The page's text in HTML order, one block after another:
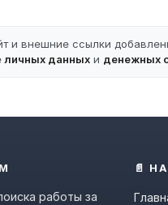
и внешние ссылки
личных данных и денежных
работы за
📄